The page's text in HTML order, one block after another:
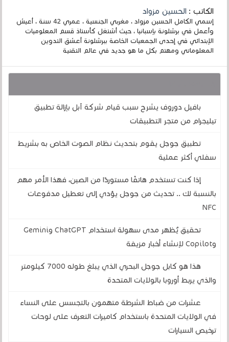
الكاتب :الحسين مزواد
إسمي الكامل الحسين مزواد ، مغربي الجنسية ، عمري 42 سنة ، أعيش
وأعمل في برشلونة بإسبانيا ، حيث أشتغل كأستاذ قسم المعلوميات
الإبتدائي في إحدى الجمعيات الخاصة ببرشلونة أعشق التدوين
المعلوماتي ومهتم بكل ما هو جديد في عالم التقنية
بافيل دوروف يشرح سبب قيام شركة آبل بإزالة تطبيق
تيليجرام من متجر التطبيقات
تطبيق جوجل يقوم بتحديث نظام الصوت الخاص به بشريط
سفلي أكثر عملية
إذا كنت تستخدم هاتفًا مستوردًا من الصين، فهذا الأمر مهم
بالنسبة لك .. تحديث من جوجل يؤدي إلى تعطيل مدفوعات
NFC
تحقيق يُظهر مدى سهولة استخدام ChatGPT وGemini
وCopilot لإنشاء أخبار مزيفة
هذا هو كابل جوجل البحري الذي يبلغ طوله 7000 كيلومتر
والذي يربط أوروبا بالولايات المتحدة
عشرات من ضباط الشرطة متهمون بالتجسس على النساء
في الولايات المتحدة باستخدام كاميرات التعرف على لوحات
ترخيص السيارات